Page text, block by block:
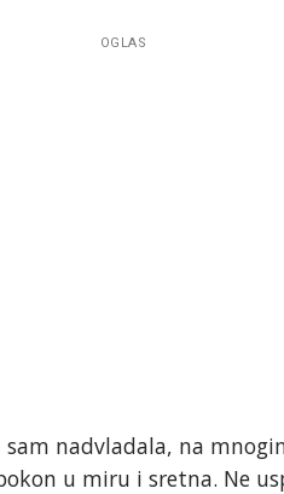
OGLAS
nadvladala, na
u miru i sretna. Ne